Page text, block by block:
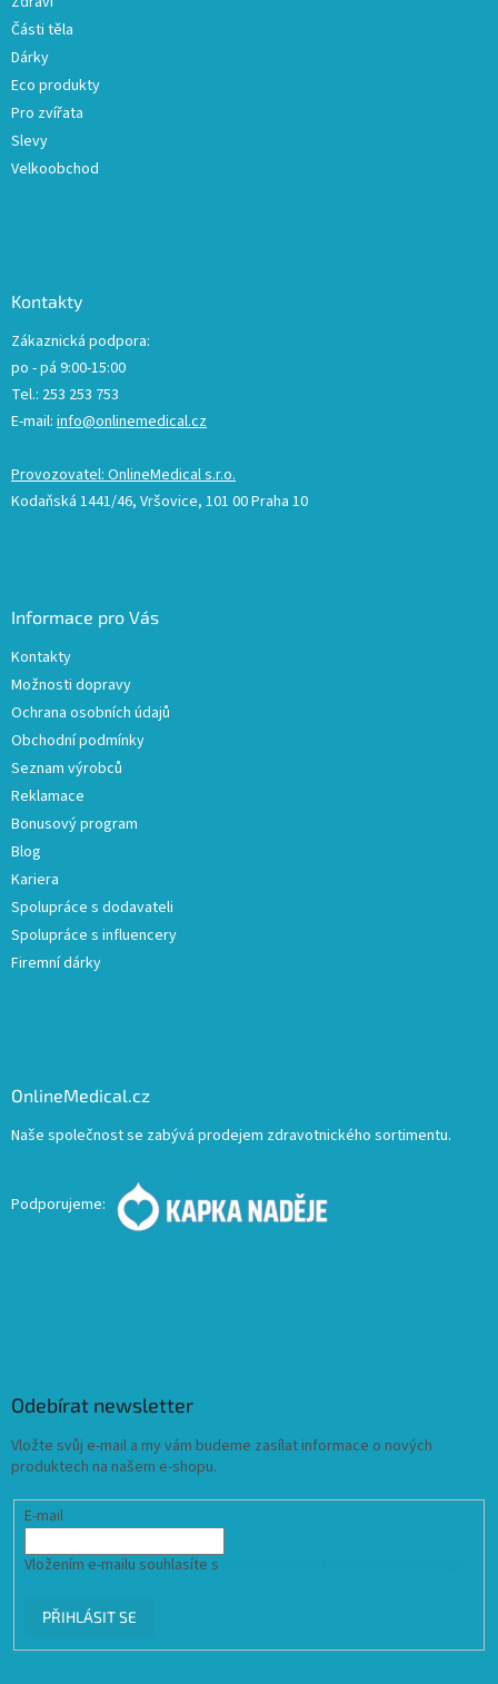
Části těla
Dárky
Eco produkty
Pro zvířata
Slevy
Velkoobchod
Kontakty
Zákaznická podpora:
po - pá 9:00-15:00
Tel.: 253 253 753
E-mail: info@onlinemedical.cz
Provozovatel: OnlineMedical s.r.o.
Kodaňská 1441/46, Vršovice, 101 00 Praha 10
Informace pro Vás
Kontakty
Možnosti dopravy
Ochrana osobních údajů
Obchodní podmínky
Seznam výrobců
Reklamace
Bonusový program
Blog
Kariera
Spolupráce s dodavateli
Spolupráce s influencery
Firemní dárky
OnlineMedical.cz
Naše společnost se zabývá prodejem zdravotnického sortimentu.
Podporujeme:
Odebírat newsletter
Vložte svůj e-mail a my vám budeme zasílat informace o nových
produktech na našem e-shopu.
E-mail
Vložením e-mailu souhlasíte s
PŘIHLÁSIT SE